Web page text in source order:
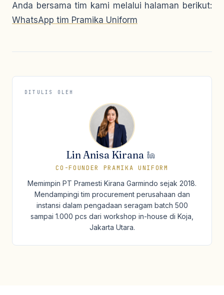
Anda bersama tim kami melalui halaman berikut:
WhatsApp tim Pramika Uniform
DITULIS OLEH
Lin Anisa Kirana
CO-FOUNDER PRAMIKA UNIFORM
Memimpin PT Pramesti Kirana Garmindo sejak 2018.
Mendampingi tim procurement perusahaan dan
instansi dalam pengadaan seragam batch 500
sampai 1.000 pcs dari workshop in-house di Koja,
Jakarta Utara.